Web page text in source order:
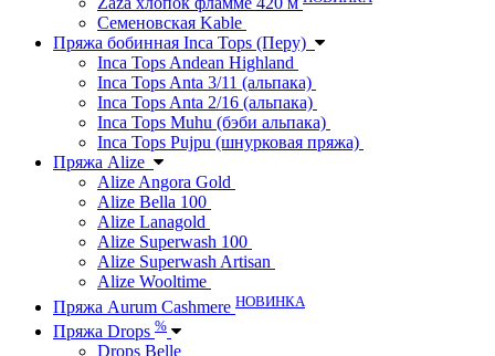
Семеновская Kable
Пряжа бобинная Inca Tops (Перу)
Inca Tops Andean Highland
Inca Tops Anta 3/11 (альпака)
Inca Tops Anta 2/16 (альпака)
Inca Tops Muhu (бэби альпака)
Inca Tops Pujpu (шнурковая пряжа)
Пряжа Alize
Alize Angora Gold
Alize Bella 100
Alize Lanagold
Alize Superwash 100
Alize Superwash Artisan
Alize Wooltime
Пряжа Aurum Cashmere НОВИНКА
Пряжа Drops %
Drops Belle